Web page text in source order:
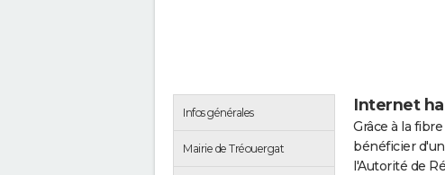
Infos générales
Mairie de Tréouergat
Internet
Grâce à la
bénéficier
l'Autorité de